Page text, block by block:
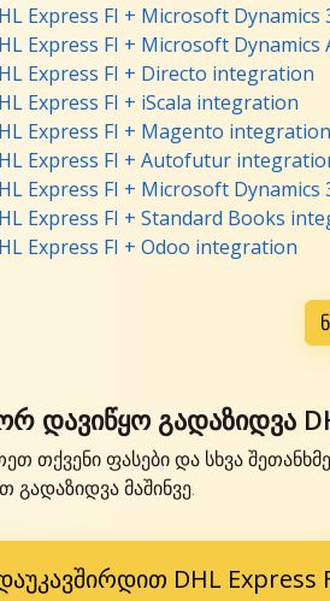
Express FI + Microsoft
Express FI + Microsoft
Express FI + Directo integration
Express FI + iScala integration
Express FI + Magento integration
Express FI + Autofutur
Express FI + Microsoft
Express FI + Standard Books
Express FI + Odoo integration
დავიწყო გადაზიდვა
თქვენი ფასები და სხვა
გადაზიდვა მაშინვე.
DHL Express